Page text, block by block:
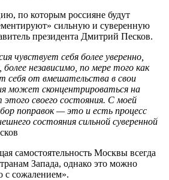
по которым россияне будут
сильную и суверенную
президента Дмитрий Песков.
чувствует себя более уверенно,
независимо, по мере того как
себя от вмешательства в свои
может сконцентрироваться на
своего состояния. С моей
поправок — это и есть процесс
состояния сильной суверенной
самостоятельность Москвы всегда
Запада, однако это можно
с сожалением».